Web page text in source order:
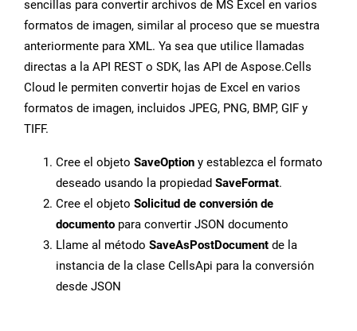
sencillas para convertir archivos de MS Excel en varios
formatos de imagen, similar al proceso que se muestra
anteriormente para XML. Ya sea que utilice llamadas
directas a la API REST o SDK, las API de Aspose.Cells
Cloud le permiten convertir hojas de Excel en varios
formatos de imagen, incluidos JPEG, PNG, BMP, GIF y
TIFF.
Cree el objeto SaveOption y establezca el formato
deseado usando la propiedad SaveFormat.
Cree el objeto Solicitud de conversión de
documento para convertir JSON documento
Llame al método SaveAsPostDocument de la
instancia de la clase CellsApi para la conversión
desde JSON